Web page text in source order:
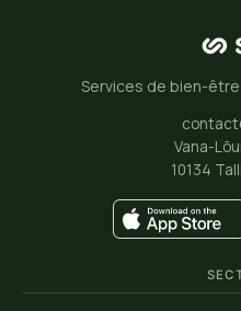
“Ce qui rend Siffi si
quelques minutes à
thérapeutes de
qu’ils se trouvent dans
Testlio voit Siffi
partenaire précieux
le bien-être et la
notre personnel. Notre
mondiale l’adore !”
Services de bien-
Vana-
10134